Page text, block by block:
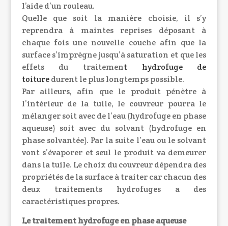
l’aide d’un rouleau.
Quelle que soit la manière choisie, il s’y
reprendra à maintes reprises déposant à
chaque fois une nouvelle couche afin que la
surface s’imprègne jusqu’à saturation et que les
effets du traitement hydrofuge de
toiture durent le plus longtemps possible.
Par ailleurs, afin que le produit pénètre à
l’intérieur de la tuile, le couvreur pourra le
mélanger soit avec de l’eau (hydrofuge en phase
aqueuse) soit avec du solvant (hydrofuge en
phase solvantée). Par la suite l’eau ou le solvant
vont s’évaporer et seul le produit va demeurer
dans la tuile. Le choix du couvreur dépendra des
propriétés de la surface à traiter car chacun des
deux traitements hydrofuges a des
caractéristiques propres.
Le traitement hydrofuge en phase aqueuse